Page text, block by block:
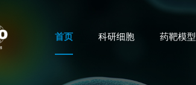
首页 科研细胞 药靶模型